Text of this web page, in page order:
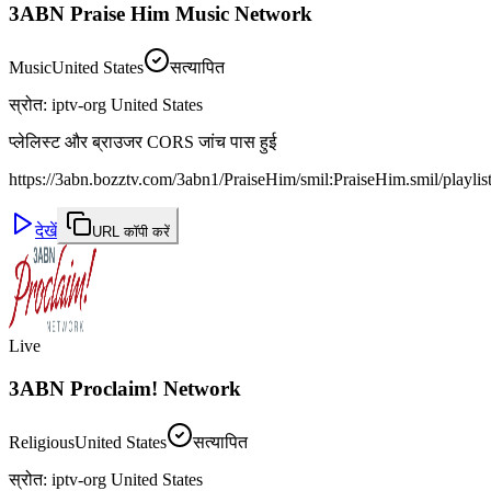
3ABN Praise Him Music Network
MusicUnited States
सत्यापित
स्रोत: iptv-org United States
प्लेलिस्ट और ब्राउजर CORS जांच पास हुई
https://3abn.bozztv.com/3abn1/PraiseHim/smil:PraiseHim.smil/
देखें URL कॉपी करें
Live
3ABN Proclaim! Network
ReligiousUnited States
सत्यापित
स्रोत: iptv-org United States